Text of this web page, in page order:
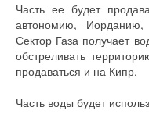
Часть ее будет
автономию,
Сектор Газа получает
обстреливать
продаваться и на Кипр.
Часть воды будет